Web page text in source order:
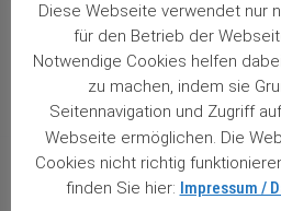
navigation
Nächster
Immer sehr fundiert
Vorheriger
Ich habe Ende März 2020
Diese Webseite verwendet nur
für den Betrieb der
Notwendige Cookies helfen
zu machen, indem sie
Seitennavigation und Zugriff
Webseite ermöglichen. Die
Cookies nicht richtig
finden Sie hier: Impressum /